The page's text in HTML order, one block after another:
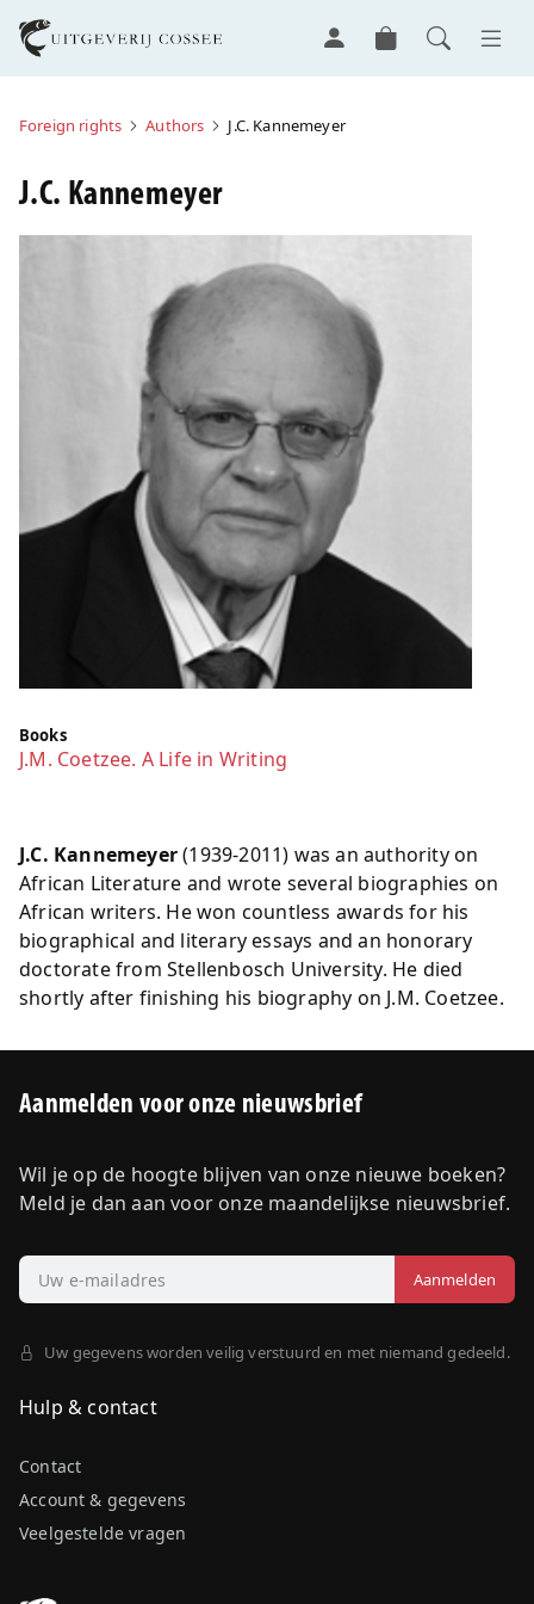
Foreign rights Authors J.C. Kannemeyer
J.C. Kannemeyer
Books
J.M. Coetzee. A Life in Writing
J.C. Kannemeyer(1939-2011) was an authority on
African Literature and wrote several biographies on
African writers. He won countless awards for his
biographical and literary essays and an honorary
doctorate from Stellenbosch University. He died
shortly after finishing his biography on J.M. Coetzee.
Aanmelden voor onze nieuwsbrief
Wil je op de hoogte blijven van onze nieuwe boeken?
Meld je dan aan voor onze maandelijkse nieuwsbrief.
Uw gegevens worden veilig verstuurd en met niemand gedeeld.
Hulp & contact
Account & gegevens
Veelgestelde vragen
Contact